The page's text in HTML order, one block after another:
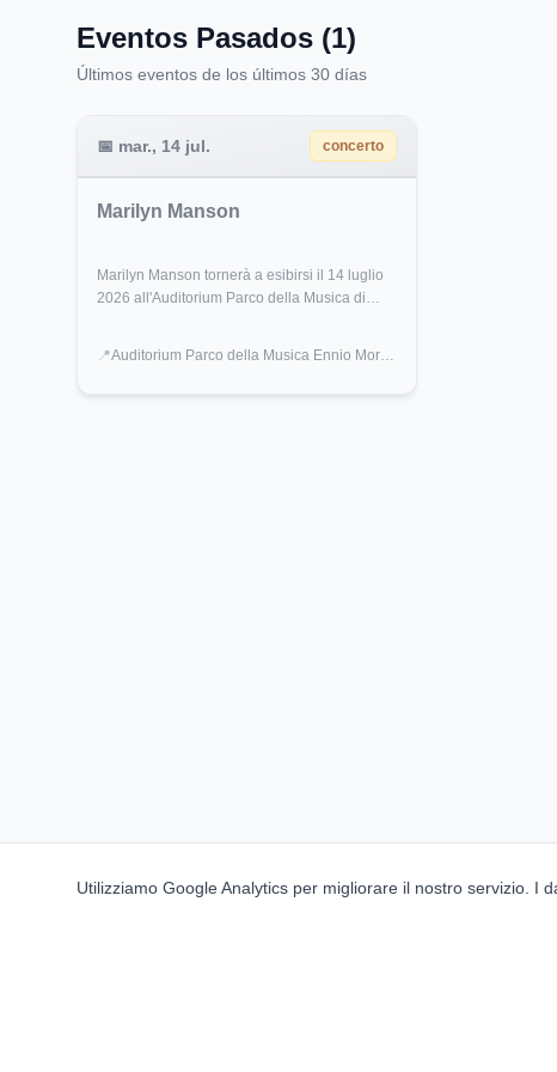
Utilizziamo Google Analytics per migliorare il nostro servizio. I
Eventos Pasados (1)
Últimos eventos de los últimos 30 días
📅 mar., 14 jul. concerto
Marilyn Manson
Marilyn Manson tornerà a esibirsi il 14 luglio
2026 all'Auditorium Parco della Musica di
📍 Auditorium Parco della Musica Ennio Morricone